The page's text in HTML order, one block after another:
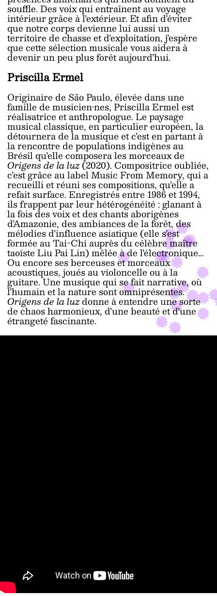
souffle. Des voix qui entraînent au voyage
intérieur grâce à l’extérieur. Et afin d’éviter
que notre corps devienne lui aussi un
territoire de chasse et d’exploitation, j’espère
que cette sélection musicale vous aidera à
devenir un peu plus forêt aujourd’hui.
Priscilla Ermel
Originaire de São Paulo, élevée dans une
famille de musicien·nes, Priscilla Ermel est
réalisatrice et anthropologue. Le paysage
musical classique, en particulier européen, la
détournera de la musique et c’est en partant à
la rencontre de populations indigènes au
Brésil qu’elle composera les morceaux de
Origens de la luz(2020). Compositrice oubliée,
c’est grâce au label Music From Memory, qui a
recueilli et réuni ses compositions, qu’elle a
refait surface. Enregistrés entre 1986 et 1994,
ils frappent par leur hétérogénéité : glanant à
la fois des voix et des chants aborigènes
d’Amazonie, des ambiances de la forêt, des
mélodies d’influence asiatique (elle s’est
formée au Tai-Chi auprès du célèbre maître
taoïste Liu Pai Lin) mêlée à de l’électronique…
Ou encore ses berceuses et morceaux
acoustiques, joués au violoncelle ou à la
guitare. Une musique qui se fait narrative, où
l’humain et la nature sont omniprésentes.
Origens de la luzdonne à entendre une sorte
de chaos harmonieux, d’une beauté et d’une
étrangeté fascinante.